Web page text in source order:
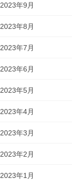
2023年9月
2023年8月
2023年7月
2023年6月
2023年5月
2023年4月
2023年3月
2023年2月
2023年1月